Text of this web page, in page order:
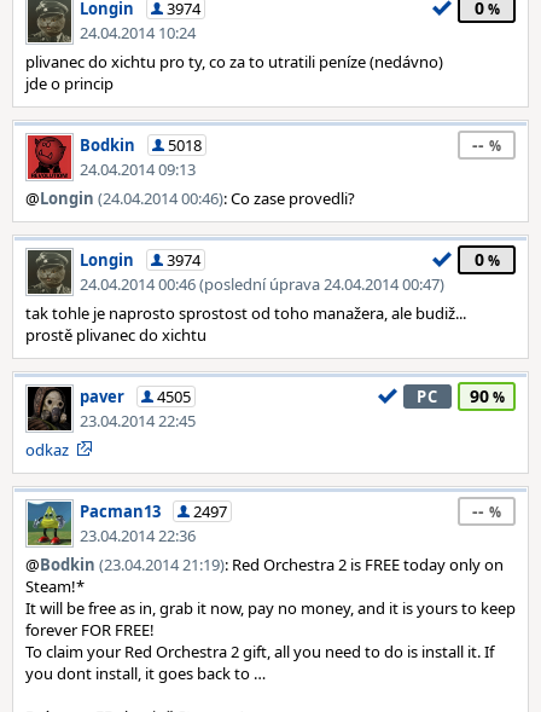
Longin
3974
24.04.2014 10:24
0
plivanec do xichtu pro ty, co za to utratili peníze (nedávno)
jde o princip
Bodkin
5018
24.04.2014 09:13
--
@Longin (24.04.2014 00:46): Co zase provedli?
Longin
3974
24.04.2014 00:46 (poslední úprava 24.04.2014 00:47)
0
tak tohle je naprosto sprostost od toho manažera, ale budiž...
prostě plivanec do xichtu
paver
4505
23.04.2014 22:45
PC 90
odkaz
Pacman13
2497
23.04.2014 22:36
--
@Bodkin (23.04.2014 21:19): Red Orchestra 2 is FREE today only on
Steam!*
It will be free as in, grab it now, pay no money, and it is yours to keep
forever FOR FREE!
To claim your Red Orchestra 2 gift, all you need to do is install it. If
you dont install, it goes back to …